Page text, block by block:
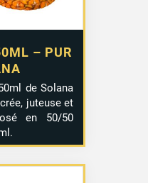
– PUR
de Solana
juteuse et
en 50/50